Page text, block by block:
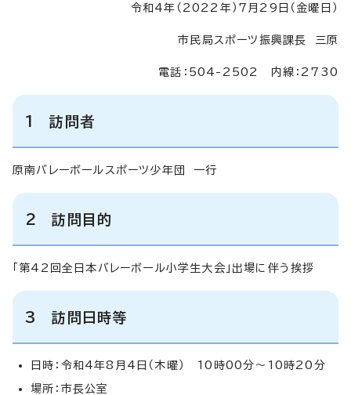
令和4年（2022年）7月29日（金曜日）
市民局スポーツ振興課長 三原
電話：504-2502 内線：2730
1 訪問者
原南バレーボールスポーツ少年団 一行
2 訪問目的
「第42回全日本バレーボール小学生大会」出場に伴う挨拶
3 訪問日時等
日時：令和4年8月4日（木曜） 10時00分～10時20分
場所：市長公室